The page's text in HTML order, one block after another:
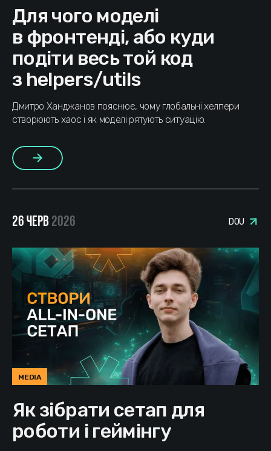
Для чого моделі
в фронтенді, або куди
подіти весь той код
з helpers/utils
Дмитро Ханджанов пояснює, чому глобальні хелпери
створюють хаос і як моделі рятують ситуацію.
26 ЧЕРВ2026 DOU
MEDIA
Як зібрати сетап для
роботи і геймінгу